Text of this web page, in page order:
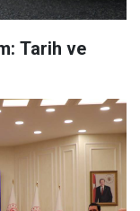
Tarih ve